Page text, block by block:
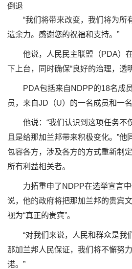
倒退
“我们将带来改变，我们将为所
遗余力。感谢您的祝福和支持。”
他说，人民民主联盟（PDA）
下上台，同时确保“良好的治理，透
PDA包括来自NDPP的18名成
员，来自JD（U）的一名成员和一名
他说：“我们认识到这项任务不
且是给那加兰邦带来积极变化。”他
包容各方，涉及各方的方式重新制
所有利益相关者。
力拓重申了NDPP在选举宣言
说，他的政府将把那加兰邦的贵宾
视为“真正的贵宾”。
“对我们来说，人民和群众是我
那加兰邦人民保证，我们将不懈努
诺。”